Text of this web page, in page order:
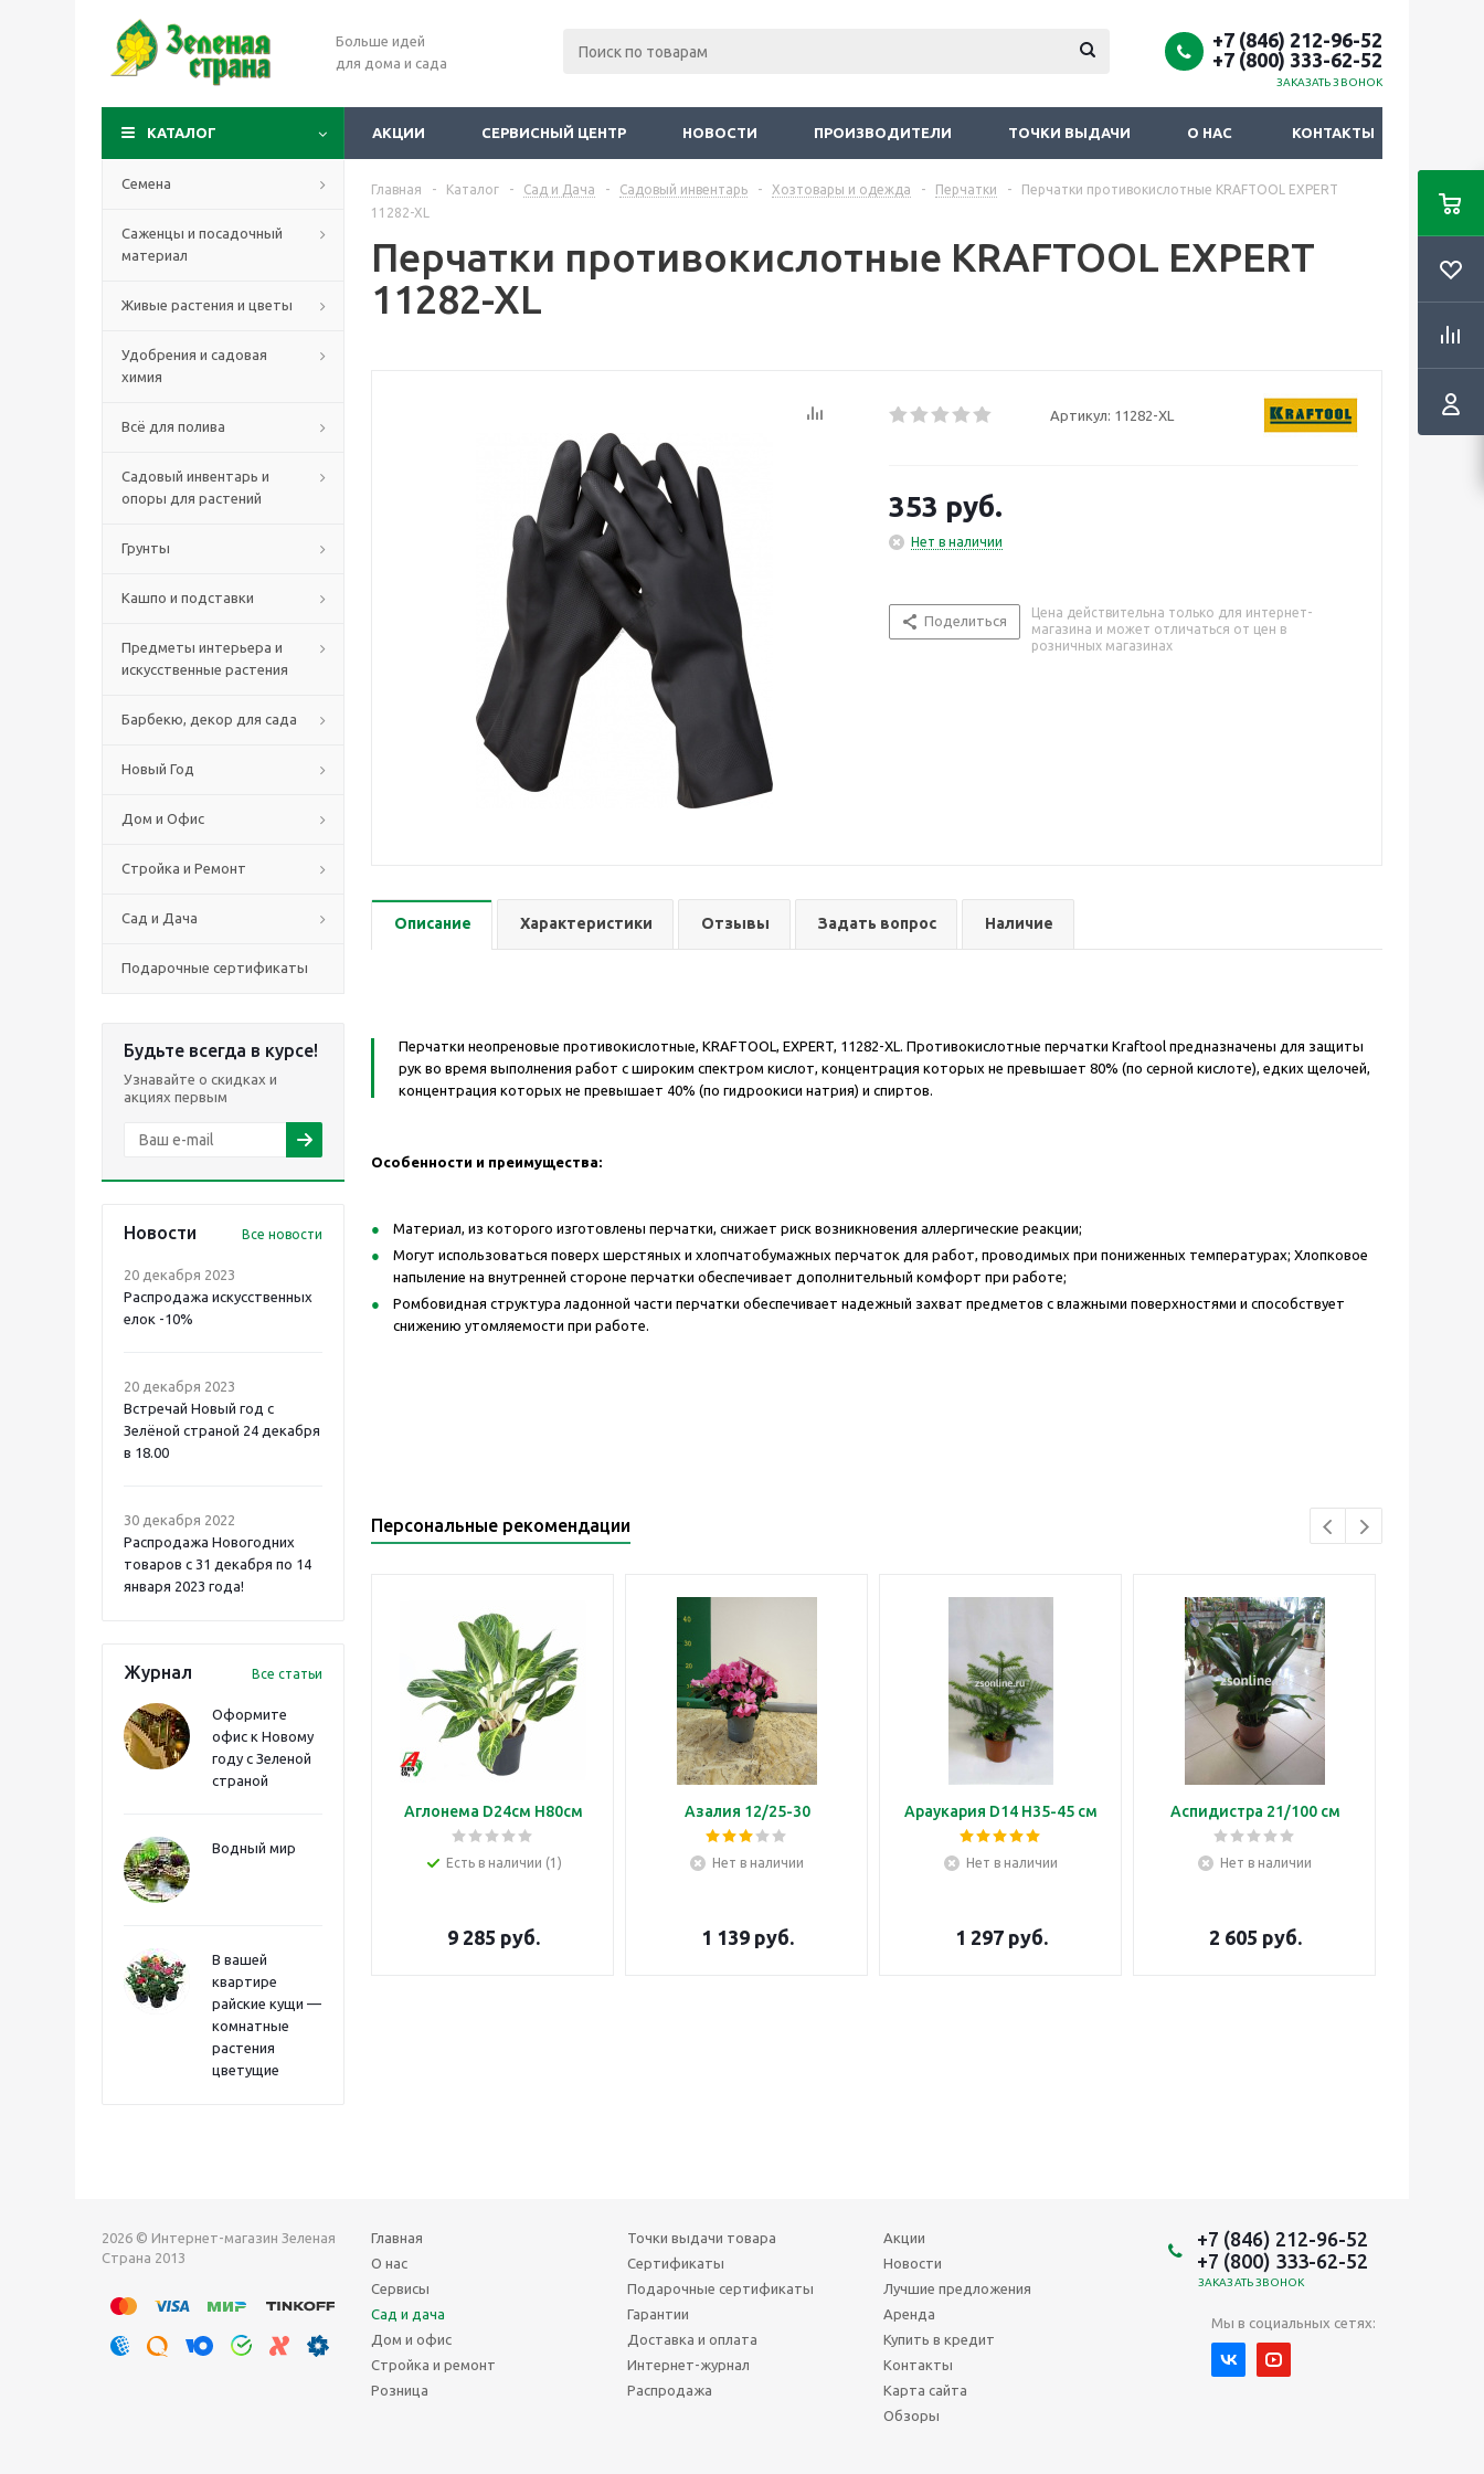
Больше идей
для дома и сада
+7 (846) 212-96-52
+7 (800) 333-62-52
ЗАКАЗАТЬ ЗВОНОК
КАТАЛОГ АКЦИИ СЕРВИСНЫЙ ЦЕНТР НОВОСТИ ПРОИЗВОДИТЕЛИ ТОЧКИ ВЫДАЧИ О НАС КОНТАКТЫ
Семена
Саженцы и посадочный
материал
Живые растения и цветы
Удобрения и садовая
химия
Всё для полива
Садовый инвентарь и
опоры для растений
Грунты
Кашпо и подставки
Предметы интерьера и
искусственные растения
Барбекю, декор для сада
Новый Год
Дом и Офис
Стройка и Ремонт
Сад и Дача
Подарочные сертификаты
Будьте всегда в курсе!
Узнавайте о скидках и
акциях первым
Новости Все новости
20 декабря 2023
Распродажа искусственных
елок -10%
20 декабря 2023
Встречай Новый год с
Зелёной страной 24 декабря
в 18.00
30 декабря 2022
Распродажа Новогодних
товаров с 31 декабря по 14
января 2023 года!
Журнал Все статьи
Оформите
офис к Новому
году с Зеленой
страной
Водный мир
В вашей
квартире
райские кущи —
комнатные
растения
цветущие
Главная - Каталог - Сад и Дача - Садовый инвентарь - Хозтовары и одежда - Перчатки -
Перчатки противокислотные KRAFTOOL EXPERT
11282-XL
Перчатки противокислотные KRAFTOOL EXPERT
11282-XL
Артикул: 11282-XL
353 руб.
Нет в наличии
Поделиться
Цена действительна только для интернет-
магазина и может отличаться от цен в
розничных магазинах
Описание Характеристики Отзывы Задать вопрос Наличие
Перчатки неопреновые противокислотные, KRAFTOOL, EXPERT, 11282-XL. Противокислотные перчатки Kraftool предназначены для защиты
рук во время выполнения работ с широким спектром кислот, концентрация которых не превышает 80% (по серной кислоте), едких щелочей,
концентрация которых не превышает 40% (по гидроокиси натрия) и спиртов.
Особенности и преимущества:
Материал, из которого изготовлены перчатки, снижает риск возникновения аллергические реакции;
Могут использоваться поверх шерстяных и хлопчатобумажных перчаток для работ, проводимых при пониженных температурах; Хлопковое
напыление на внутренней стороне перчатки обеспечивает дополнительный комфорт при работе;
Ромбовидная структура ладонной части перчатки обеспечивает надежный захват предметов с влажными поверхностями и способствует
снижению утомляемости при работе.
Персональные рекомендации
Аглонема D24см H80см
Есть в наличии (1)
9 285 руб.
Азалия 12/25-30
Нет в наличии
1 139руб.
Араукария D14 H35-45 см
Нет в наличии
1 297руб.
Аспидистра 21/100 см
Нет в наличии
2 605 руб.
2026 © Интернет-магазин Зеленая
Страна 2013
Главная
О нас
Сервисы
Сад и дача
Дом и офис
Стройка и ремонт
Розница
Точки выдачи товара
Сертификаты
Подарочные сертификаты
Гарантии
Доставка и оплата
Интернет-журнал
Распродажа
Акции
Новости
Лучшие предложения
Аренда
Купить в кредит
Контакты
Карта сайта
Обзоры
+7 (846) 212-96-52
+7 (800) 333-62-52
ЗАКАЗАТЬ ЗВОНОК
Мы в социальных сетях: